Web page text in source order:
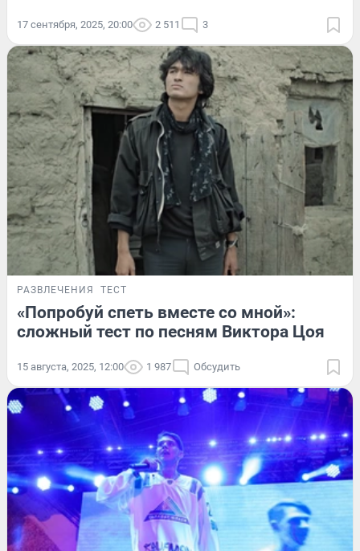
17 сентября, 2025, 20:00 2 511 3
РАЗВЛЕЧЕНИЯ ТЕСТ
«Попробуй спеть вместе со мной»:
сложный тест по песням Виктора Цоя
15 августа, 2025, 12:00 1 987 Обсудить